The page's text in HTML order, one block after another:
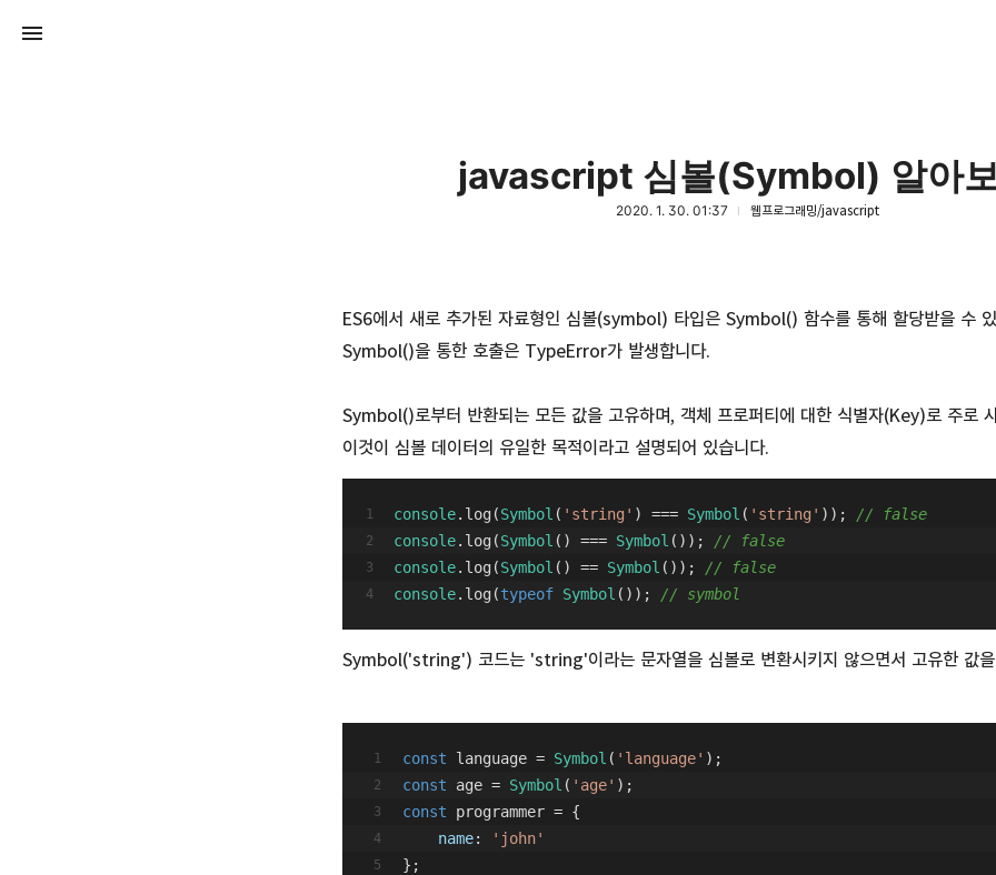
javascript 심볼(Symbol) 알아
2020. 1. 30. 01:37 웹프로그래밍/javascript
ES6에서 새로 추가된 자료형인 심볼(symbol) 타입은 Symbol() 함수를 통해 할당받을 수
Symbol()을 통한 호출은 TypeError가 발생합니다.
Symbol()로부터 반환되는 모든 값을 고유하며, 객체 프로퍼티에 대한 식별자(Key)로 주로
이것이 심볼 데이터의 유일한 목적이라고 설명되어 있습니다.
console.log(Symbol ( 'string' ) === Symbol ( 'string' )); // false
console.log(Symbol () === Symbol ()); // false
console.log(Symbol () == Symbol ()); // false
console.log(typeof Symbol ()); // symbol
Symbol('string') 코드는 'string'이라는 문자열을 심볼로 변환시키지 않으면서 고유한 값을
const language = Symbol ( 'language' );
const age = Symbol ( 'age' );
const programmer = {
name:
'john'
};